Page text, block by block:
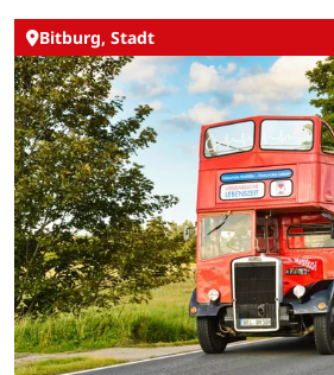
Bitburg, Stadt